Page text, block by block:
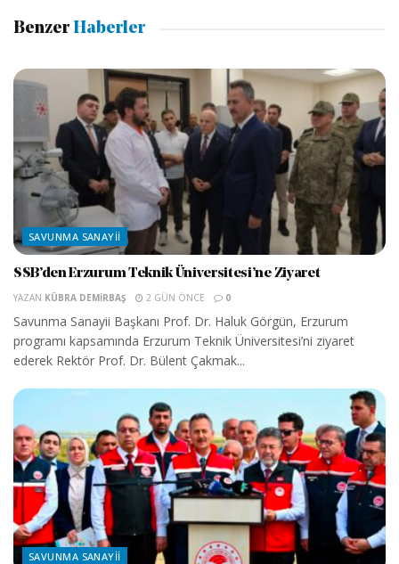
Benzer Haberler
SAVUNMA SANAYII
SSB’den Erzurum Teknik Üniversitesi’ne Ziyaret
YAZAN KÜBRA DEMIRBAŞ 2 GÜN ÖNCE 0
Savunma Sanayii Başkanı Prof. Dr. Haluk Görgün, Erzurum
programı kapsamında Erzurum Teknik Üniversitesi’ni ziyaret
ederek Rektör Prof. Dr. Bülent Çakmak...
SAVUNMA SANAYII